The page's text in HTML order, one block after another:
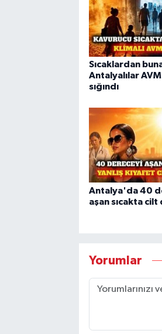
Sıcaklardan
Antalyalılar
sığındı
Antalya'da 40
aşan sıcakta
Yorumlar